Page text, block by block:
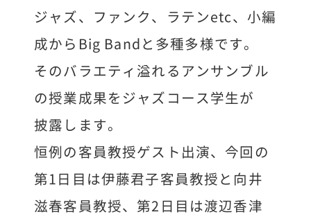
ジャズ、ファンク、ラテンetc、小編
成からBig Bandと多種多様です。
そのバラエティ溢れるアンサンブル
の授業成果をジャズコース学生が
披露します。
恒例の客員教授ゲスト出演、今回の
第1日目は伊藤君子客員教授と向井
滋春客員教授、第2日目は渡辺香津